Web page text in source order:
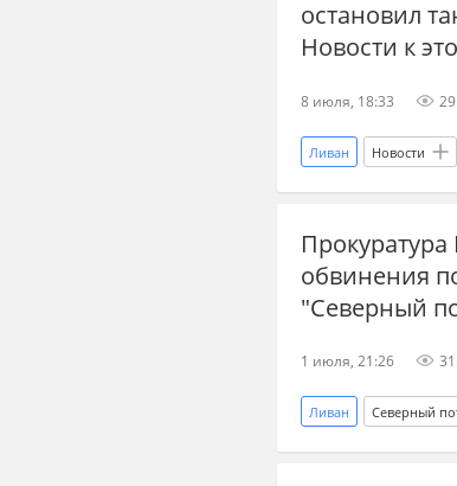
остановил
Новости к
8 июля, 18:33
Ливан Новости
Хочу жить в России!
Владимир Путин
Израиль
обвинения
"Северный
1 июля, 21:26
Ливан Северный
Украина